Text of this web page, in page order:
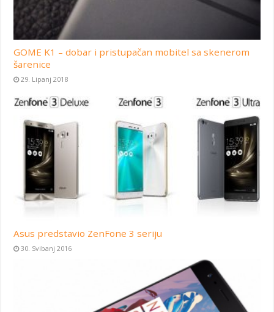
GOME K1 – dobar i pristupačan mobitel sa skenerom
šarenice
29. Lipanj 2018
Asus predstavio ZenFone 3 seriju
30. Svibanj 2016